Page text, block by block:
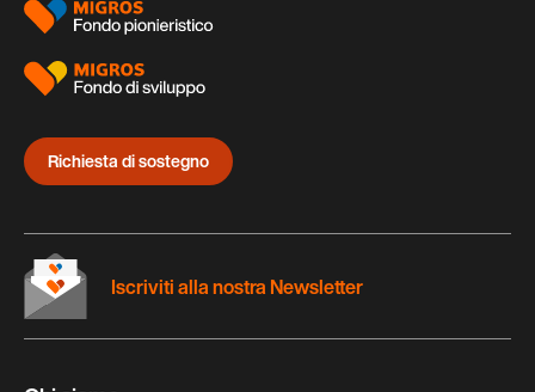
Richiesta di sostegno
Iscriviti alla nostra Newsletter